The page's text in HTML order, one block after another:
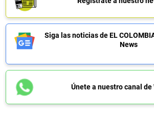
Siga las noticias de EL
News
Únete a nuestro canal de